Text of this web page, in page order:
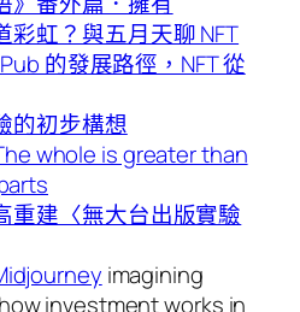
彩虹？與五月天聊 NFT
的發展路徑，NFT 從
的初步構想
whole is greater than
重建〈無大台出版實驗
imagining
investment works in